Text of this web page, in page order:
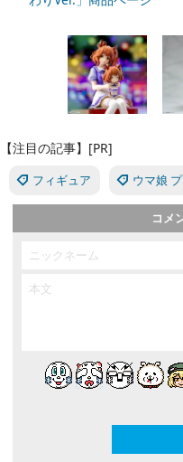
【注目の記事】[PR]
フィギュア ウマ娘
コメ